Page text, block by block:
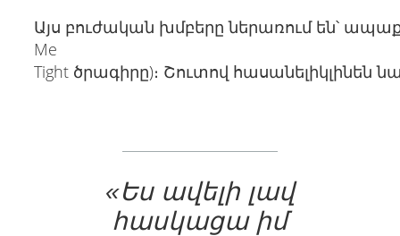
Այս բուժական խմբերը ներառում են՝
Me
Tight ծրագիրը)։ Շուտով
«Ես ավելի լավ
հասկացա իմ